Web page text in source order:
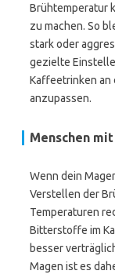
Brühtemperatur
zu machen. So
stark oder
gezielte
Kaffeetrinken an
anzupassen.
Menschen
Wenn dein
Verstellen der
Temperaturen
Bitterstoffe im
besser
Magen ist es